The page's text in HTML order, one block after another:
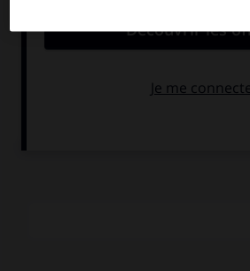
musique considérée en elle-même
avec la parole, les langues, la poésie